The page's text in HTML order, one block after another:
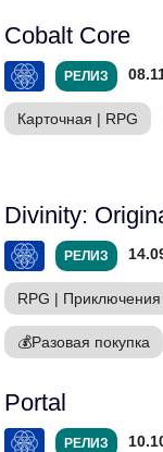
Cobalt Core
РЕЛИЗ
Карточная | RPG
Divinity:
РЕЛИЗ
RPG | Приключения
💰Разовая покупка
Portal
РЕЛИЗ